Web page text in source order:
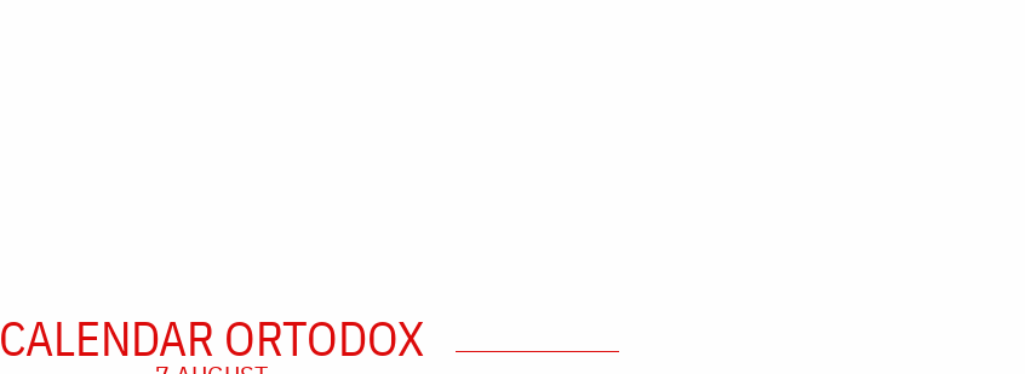
CALENDAR ORTODOX